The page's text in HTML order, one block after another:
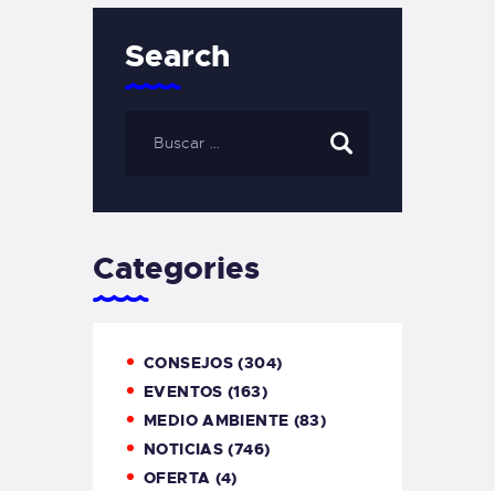
Search
Categories
CONSEJOS (304)
EVENTOS (163)
MEDIO AMBIENTE (83)
NOTICIAS (746)
OFERTA (4)